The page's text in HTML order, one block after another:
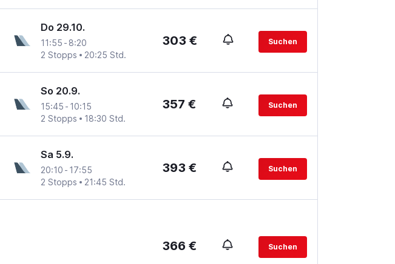
Do 29.10.
11:55 - 8:20
2 Stopps
20:25 Std.
303 € Suchen
So 20.9.
15:45 - 10:15
2 Stopps
18:30 Std.
357 € Suchen
Sa 5.9.
20:10 - 17:55
2 Stopps
21:45 Std.
393 € Suchen
366 € Suchen